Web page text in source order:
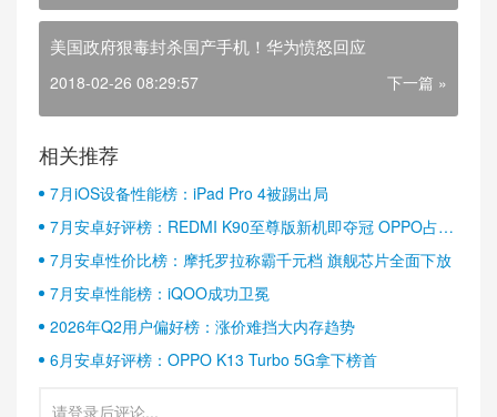
美国政府狠毒封杀国产手机！华为愤怒回应
2018-02-26 08:29:57 下一篇 »
相关推荐
7月iOS设备性能榜：iPad Pro 4被踢出局
7月安卓好评榜：REDMI K90至尊版新机即夺冠 OPPO占据
半壁江山
7月安卓性价比榜：摩托罗拉称霸千元档 旗舰芯片全面下放
7月安卓性能榜：iQOO成功卫冕
2026年Q2用户偏好榜：涨价难挡大内存趋势
6月安卓好评榜：OPPO K13 Turbo 5G拿下榜首